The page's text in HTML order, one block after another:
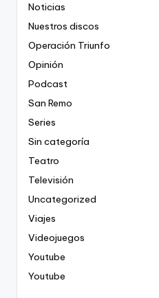
Noticias
Nuestros discos
Operación Triunfo
Opinión
Podcast
San Remo
Series
Sin categoría
Teatro
Televisión
Uncategorized
Viajes
Videojuegos
Youtube
Youtube